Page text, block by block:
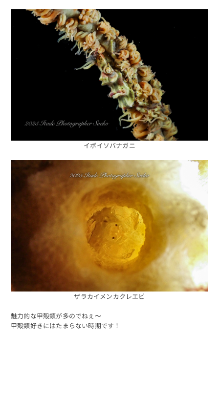
イボイソバナガニ
ザラカイメンカクレエビ
魅力的な甲殻類が多のでねぇ〜
甲殻類好きにはたまらない時期です！